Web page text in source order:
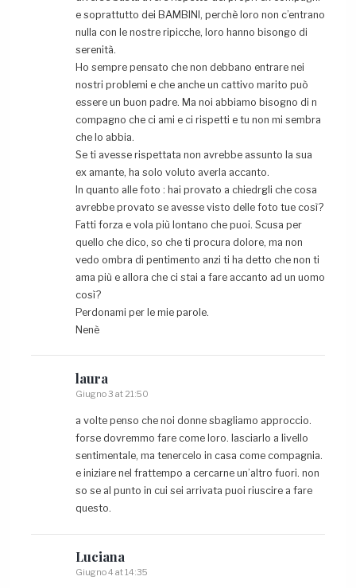
e soprattutto dei BAMBINI, perchè loro non c’entrano
nulla con le nostre ripicche, loro hanno bisongo di
serenità.
Ho sempre pensato che non debbano entrare nei
nostri problemi e che anche un cattivo marito può
essere un buon padre. Ma noi abbiamo bisogno di n
compagno che ci ami e ci rispetti e tu non mi sembra
che lo abbia.
Se ti avesse rispettata non avrebbe assunto la sua
ex amante, ha solo voluto averla accanto.
In quanto alle foto : hai provato a chiedrgli che cosa
avrebbe provato se avesse visto delle foto tue così?
Fatti forza e vola più lontano che puoi. Scusa per
quello che dico, so che ti procura dolore, ma non
vedo ombra di pentimento anzi ti ha detto che non ti
ama più e allora che ci stai a fare accanto ad un uomo
così?
Perdonami per le mie parole.
Nenè
laura
Giugno 3 at 21:50
a volte penso che noi donne sbagliamo approccio.
forse dovremmo fare come loro. lasciarlo a livello
sentimentale, ma tenercelo in casa come compagnia.
e iniziare nel frattempo a cercarne un’altro fuori. non
so se al punto in cui sei arrivata puoi riuscire a fare
questo.
Luciana
Giugno 4 at 14:35